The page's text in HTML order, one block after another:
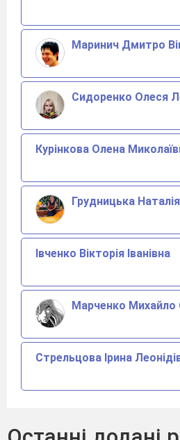
Маринич Дмитро
Сидоренко Олеся
Курінкова Олена
Грудницька
Івченко Вікторія Іванівна
Марченко Михайло
Стрельцова Ірина